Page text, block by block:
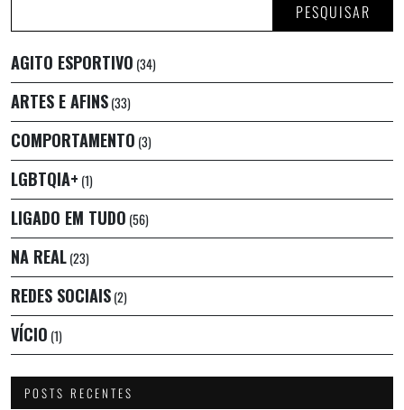
PESQUISAR
AGITO ESPORTIVO (34)
ARTES E AFINS(33)
COMPORTAMENTO (3)
LGBTQIA+ (1)
LIGADO EM TUDO (56)
NA REAL(23)
REDES SOCIAIS(2)
VÍCIO (1)
POSTS RECENTES